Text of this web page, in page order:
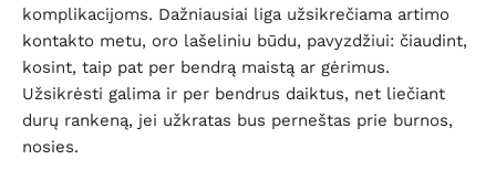
komplikacijoms. Dažniausiai liga užsikrečiama artimo
kontakto metu, oro lašeliniu būdu, pavyzdžiui: čiaudint,
kosint, taip pat per bendrą maistą ar gėrimus.
Užsikrėsti galima ir per bendrus daiktus, net liečiant
durų rankeną, jei užkratas bus perneštas prie burnos,
nosies.